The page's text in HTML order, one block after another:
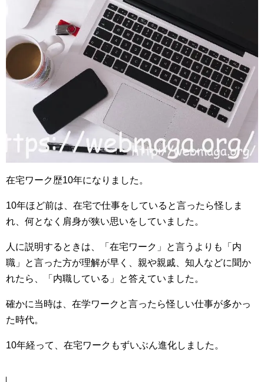
在宅ワーク歴10年になりました。
10年ほど前は、在宅で仕事をしていると言ったら怪しま
れ、何となく肩身が狭い思いをしていました。
人に説明するときは、「在宅ワーク」と言うよりも「内
職」と言った方が理解が早く、親や親戚、知人などに聞か
れたら、「内職している」と答えていました。
確かに当時は、在学ワークと言ったら怪しい仕事が多かっ
た時代。
10年経って、在宅ワークもずいぶん進化しました。